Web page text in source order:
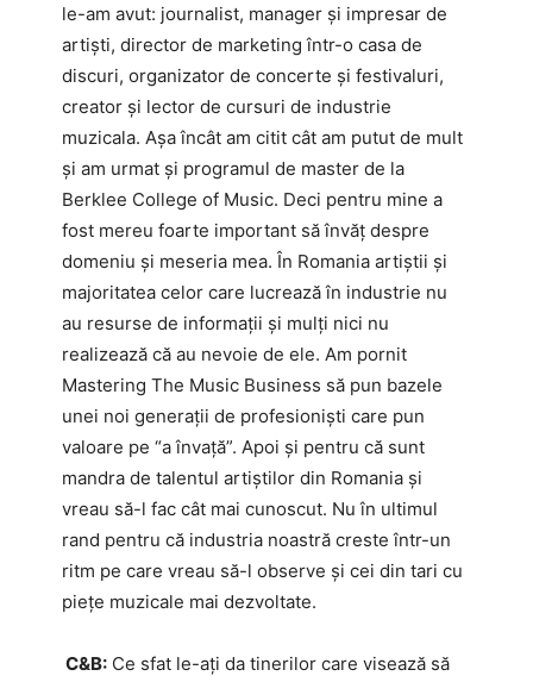
le-am avut: journalist, manager și impresar de
artiști, director de marketing într-o casa de
discuri, organizator de concerte și festivaluri,
creator și lector de cursuri de industrie
muzicala. Așa încât am citit cât am putut de mult
și am urmat și programul de master de la
Berklee College of Music. Deci pentru mine a
fost mereu foarte important să învăț despre
domeniu și meseria mea. În Romania artiștii și
majoritatea celor care lucrează în industrie nu
au resurse de informații și mulți nici nu
realizează că au nevoie de ele. Am pornit
Mastering The Music Business să pun bazele
unei noi generații de profesioniști care pun
valoare pe “a învață”. Apoi și pentru că sunt
mandra de talentul artiștilor din Romania și
vreau să-l fac cât mai cunoscut. Nu în ultimul
rand pentru că industria noastră creste într-un
ritm pe care vreau să-l observe și cei din tari cu
piețe muzicale mai dezvoltate.
C&B: Ce sfat le-ați da tinerilor care visează să